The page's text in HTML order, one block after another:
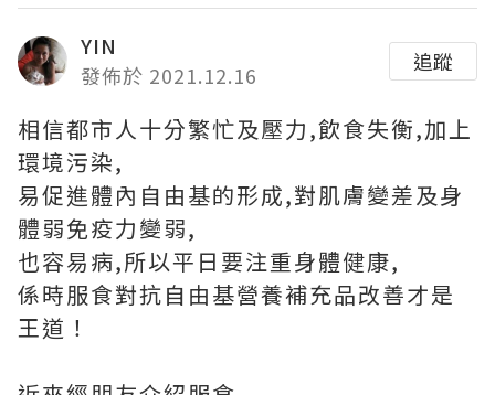
YIN
發佈於 2021.12.16
追蹤
相信都市人十分繁忙及壓力,飲食失衡,加上
環境污染,
易促進體內自由基的形成,對肌膚變差及身
體弱免疫力變弱,
也容易病,所以平日要注重身體健康,
係時服食對抗自由基營養補充品改善才是
王道！